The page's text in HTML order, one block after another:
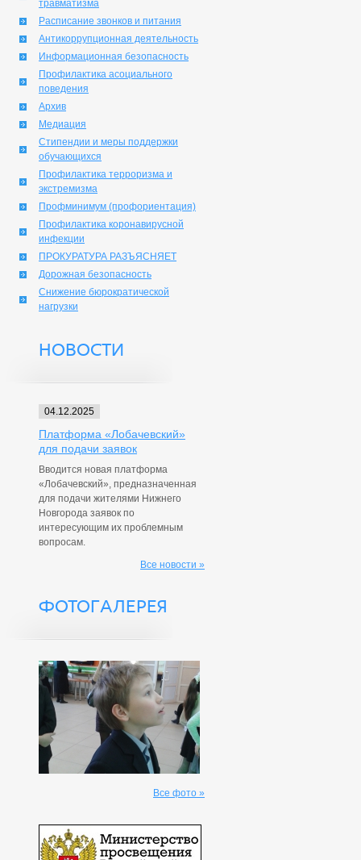
травматизма
Расписание звонков и питания
Антикоррупционная деятельность
Информационная безопасность
Профилактика асоциального
поведения
Архив
Медиация
Стипендии и меры поддержки
обучающихся
Профилактика терроризма и
экстремизма
Профминимум (профориентация)
Профилактика коронавирусной
инфекции
ПРОКУРАТУРА РАЗЪЯСНЯЕТ
Дорожная безопасность
Снижение бюрократической
нагрузки
НОВОСТИ
04.12.2025
Платформа «Лобачевский»
для подачи заявок
Вводится новая платформа
«Лобачевский», предназначенная
для подачи жителями Нижнего
Новгорода заявок по
интересующим их проблемным
вопросам.
Все новости »
ФОТОГАЛЕРЕЯ
Все фото »